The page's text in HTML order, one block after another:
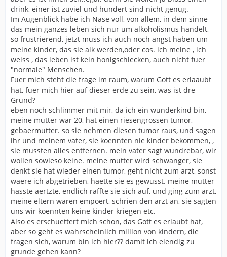
drink, einer ist zuviel und hundert sind nicht genug.
Im Augenblick habe ich Nase voll, von allem, in dem sinne
das mein ganzes leben sich nur um alkoholismus handelt,
so frustrierend, jetzt muss ich auch noch angst haben um
meine kinder, das sie alk werden,oder cos. ich meine , ich
weiss , das leben ist kein honigschlecken, auch nicht fuer
"normale" Menschen.
Fuer mich steht die frage im raum, warum Gott es erlaaubt
hat, fuer mich hier auf dieser erde zu sein, was ist dre
Grund?
eben noch schlimmer mit mir, da ich ein wunderkind bin,
meine mutter war 20, hat einen riesengrossen tumor,
gebaermutter. so sie nehmen diesen tumor raus, und sagen
ihr und meinem vater, sie koennten nie kinder bekommen, ,
sie mussten alles entfernen. mein vater sagt wundrebar, wir
wollen sowieso keine. meine mutter wird schwanger, sie
denkt sie hat wieder einen tumor, geht nicht zum arzt, sonst
waere ich abgetrieben, haette sie es gewusst. meine mutter
hasste aertzte, endlich raffte sie sich auf, und ging zum arzt,
meine eltern waren empoert, schrien den arzt an, sie sagten
uns wir koennten keine kinder kriegen etc.
Also es erschuettert mich schon, das Gott es erlaubt hat,
aber so geht es wahrscheinlich million von kindern, die
fragen sich, warum bin ich hier?? damit ich elendig zu
grunde gehen kann?